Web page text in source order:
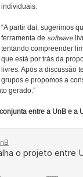
individuais.
“A partir daí, sugerimos
ferramenta de software
tentando compreender
que está por trás da
livres. Após a discussão
grupos e propomos a
gerado.”
entre a UnB e a